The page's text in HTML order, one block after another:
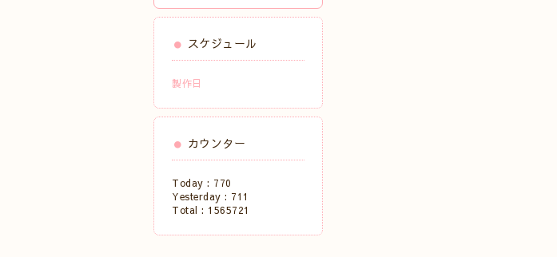
スケジュール
製作日
カウンター
Today : 770
Yesterday : 711
Total : 1565721